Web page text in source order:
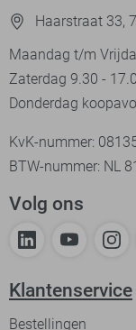
Haarstraat 33,
Maandag t/m
Zaterdag 9.30 -
Donderdag
KvK-nummer:
BTW-nummer: NL
Volg ons
Klantenservice
Bestellingen